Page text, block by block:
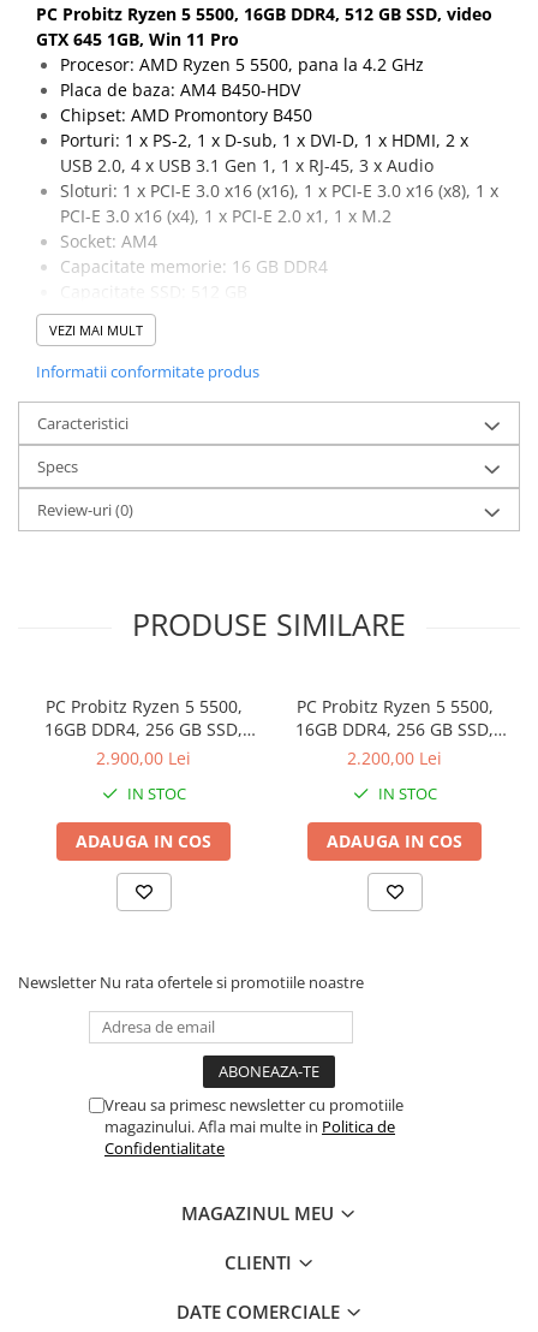
PC Probitz Ryzen 5 5500, 16GB DDR4, 512 GB SSD, video
GTX 645 1GB, Win 11 Pro
Procesor: AMD Ryzen 5 5500, pana la 4.2 GHz
Placa de baza: AM4 B450-HDV
Chipset: AMD Promontory B450
Porturi: 1 x PS-2, 1 x D-sub, 1 x DVI-D, 1 x HDMI, 2 x
USB 2.0, 4 x USB 3.1 Gen 1, 1 x RJ-45, 3 x Audio
Sloturi: 1 x PCI-E 3.0 x16 (x16), 1 x PCI-E 3.0 x16 (x8), 1 x
PCI-E 3.0 x16 (x4), 1 x PCI-E 2.0 x1, 1 x M.2
Socket: AM4
Capacitate memorie: 16 GB DDR4
Placa video: GTX 645, 1GB GDDR5, 128-bit, 1 x DVI, 1 x
HDMI, 1 x DisplayPort
Sistem de operare: Windows 11 Pro
VEZI MAI MULT
Informatii conformitate produs
Caracteristici
Specs
Review-uri(0)
PRODUSE SIMILARE
PC Probitz Ryzen 5 5500,
16GB DDR4, 256 GB SSD,
video GTX 1050 Ti 4GB, Win
2.900,00 Lei
IN STOC
ADAUGA IN COS
PC Probitz Ryzen 5 5500,
16GB DDR4, 256 GB SSD,
video GTX 645 1GB
2.200,00 Lei
IN STOC
ADAUGA IN COS
Newsletter Nu rata ofertele si promotiile noastre
Vreau sa primesc newsletter cu promotiile
magazinului. Afla mai multe in Politica de
Confidentialitate
MAGAZINUL MEU
CLIENTI
DATE COMERCIALE